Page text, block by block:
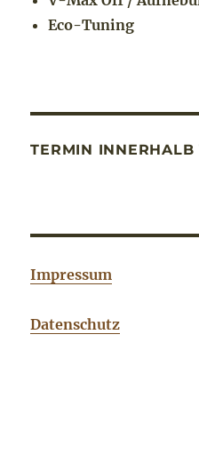
Eco-Tuning
TERMIN
Impressum
Datenschutz